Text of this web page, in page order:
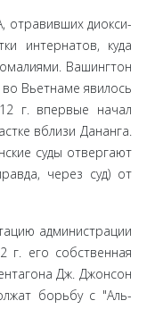
отравивших диокси­
интернатов, куда
Вашингтон
Вьетнаме явилось
г. впервые начал
вблизи Дананга.
суды отвергают
через суд) от
администрации
его собственная
Дж. Джонсон
борьбу с "Аль-